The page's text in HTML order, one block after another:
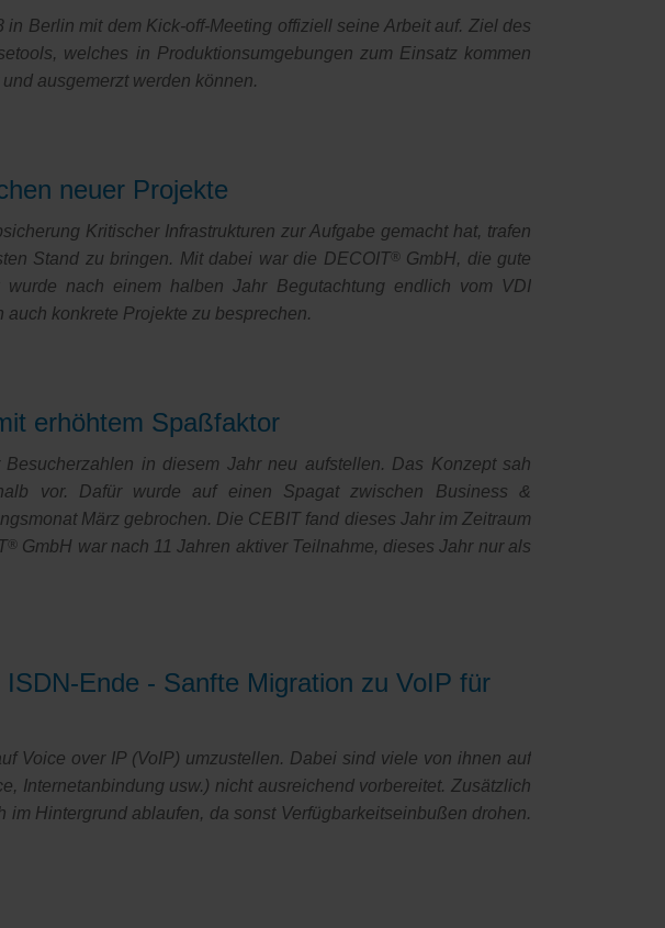
Berlin mit dem Kick-off-Meeting offiziell seine Arbeit auf. Ziel des
welches in Produktionsumgebungen zum Einsatz kommen
ausgemerzt werden können.
neuer Projekte
Kritischer Infrastrukturen zur Aufgabe gemacht hat, trafen
Stand zu bringen. Mit dabei war die DECOIT®
GmbH, die gute
nach einem halben Jahr Begutachtung endlich vom VDI
konkrete Projekte zu besprechen.
erhöhtem Spaßfaktor
in diesem Jahr neu aufstellen. Das Konzept sah
vor. Dafür wurde auf einen Spagat zwischen Business &
März gebrochen. Die CEBIT fand dieses Jahr im Zeitraum
® GmbH war nach 11 Jahren aktiver Teilnahme, dieses Jahr nur als
Ende - Sanfte Migration zu VoIP für
Voice over IP (VoIP) umzustellen. Dabei sind viele von ihnen auf
Internetanbindung usw.) nicht ausreichend vorbereitet. Zusätzlich
Hintergrund ablaufen, da sonst Verfügbarkeitseinbußen drohen.